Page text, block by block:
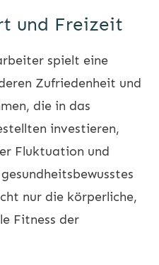
und Freizeit
spielt eine
Zufriedenheit und
die in das
investieren,
Fluktuation und
nur die körperliche,
Fitness der